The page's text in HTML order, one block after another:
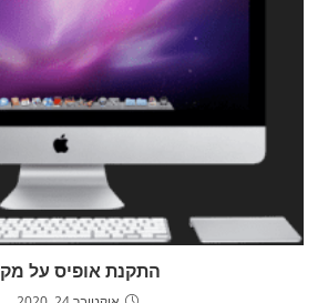
התקנת אופיס על מק